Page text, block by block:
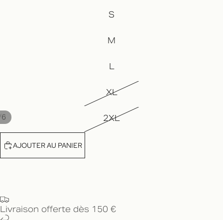
6
S
M
L
XL
2XL
AJOUTER AU PANIER
Livraison offerte dès 150 €